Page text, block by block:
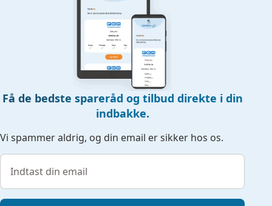
Få de bedste spareråd og tilbud direkte i din
indbakke.
Vi spammer aldrig, og din email er sikker hos os.